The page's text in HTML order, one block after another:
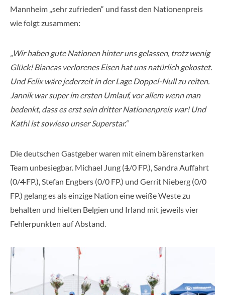
Mannheim „sehr zufrieden“ und fasst den Nationenpreis
wie folgt zusammen:
„Wir haben gute Nationen hinter uns gelassen, trotz wenig
Glück! Biancas verlorenes Eisen hat uns natürlich gekostet.
Und Felix wäre jederzeit in der Lage Doppel-Null zu reiten.
Jannik war super im ersten Umlauf, vor allem wenn man
bedenkt, dass es erst sein dritter Nationenpreis war! Und
Kathi ist sowieso unser Superstar.“
Die deutschen Gastgeber waren mit einem bärenstarken
Team unbesiegbar. Michael Jung (1/0 FP.), Sandra Auffahrt
(0/4FP.), Stefan Engbers (0/0 FP.) und Gerrit Nieberg (0/0
FP.) gelang es als einzige Nation eine weiße Weste zu
behalten und hielten Belgien und Irland mit jeweils vier
Fehlerpunkten auf Abstand.